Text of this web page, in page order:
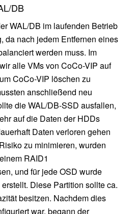
DB
WAL/DB im laufenden Betrieb
da nach jedem Entfernen eines
werden muss. Im
alle VMs von CoCo-VIP auf
CoCo-VIP löschen zu
anschließend neu
die WAL/DB-SSD ausfallen,
auf die Daten der HDDs
Daten verloren gehen
zu minimieren, wurden
RAID1
und für jede OSD wurde
Diese Partition sollte ca.
besitzen. Nachdem dies
war, begann der